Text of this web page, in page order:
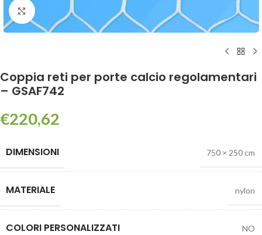
Click to enlarge
Coppia reti per porte calcio regolamentari
– GSAF742
€220,62
DIMENSIONI 750 × 250 cm
MATERIALE nylon
COLORI PERSONALIZZATI NO